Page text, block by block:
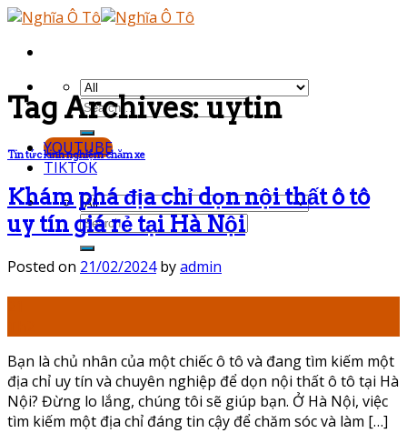
Skip
content
YOUTUBE
TIKTOK
Tag Archives:uytin
Tin tức kinh nghiệm chăm xe
Khám phá địa chỉ dọn nội thất ô tô
uy tín giá rẻ tại Hà Nội
Posted on 21/02/2024byadmin
Bạn là chủ nhân của một chiếc ô tô và đang tìm kiếm một
địa chỉ uy tín và chuyên nghiệp để dọn nội thất ô tô tại Hà
Nội? Đừng lo lắng, chúng tôi sẽ giúp bạn. Ở Hà Nội, việc
tìm kiếm một địa chỉ đáng tin cậy để chăm sóc và làm […]